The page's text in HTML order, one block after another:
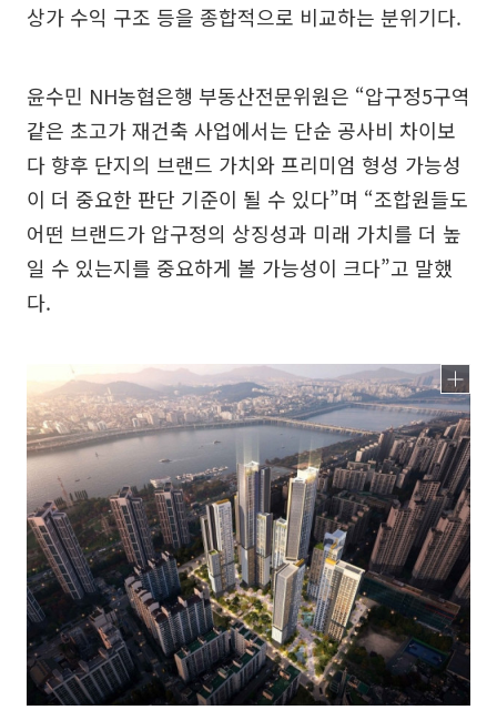
상가 수익 구조 등을 종합적으로 비교하는 분위기다.
윤수민 NH농협은행 부동산전문위원은 “압구정5구역
같은 초고가 재건축 사업에서는 단순 공사비 차이보
다 향후 단지의 브랜드 가치와 프리미엄 형성 가능성
이 더 중요한 판단 기준이 될 수 있다”며 “조합원들도
어떤 브랜드가 압구정의 상징성과 미래 가치를 더 높
일 수 있는지를 중요하게 볼 가능성이 크다”고 말했
다.